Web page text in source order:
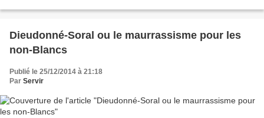
Dieudonné-Soral ou le maurrassisme pour les
non-Blancs
Publié le 25/12/2014 à 21:18
Par Servir